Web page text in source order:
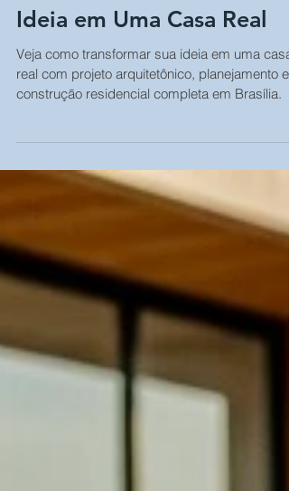
Do Sonho ao Projeto:
Como Transformar Sua
Ideia em Uma Casa Real
real com projeto arquitetônico, planejamento e
construção residencial completa em Brasília.